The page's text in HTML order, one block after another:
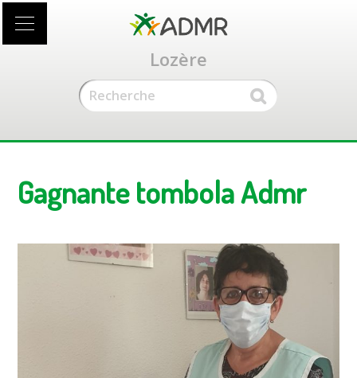
contenu
Lozère
Gagnante tombola Admr